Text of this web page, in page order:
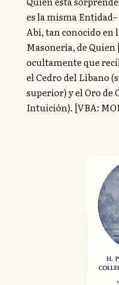
es la misma
Abí, tan conocido en
Masonería, de
ocultamente que
el Cedro del Líbano
superior) y el Oro de
Intuición). [VBA: